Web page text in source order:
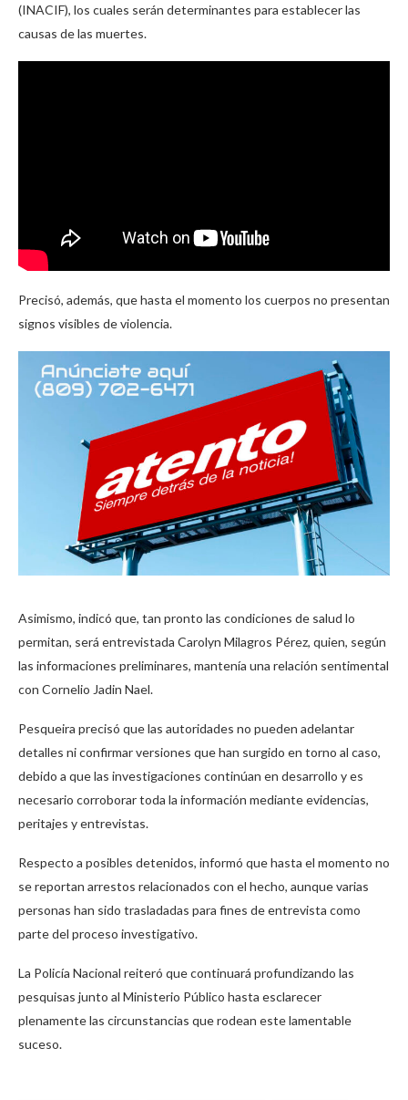
(INACIF), los cuales serán determinantes para establecer las
causas de las muertes.
Precisó, además, que hasta el momento los cuerpos no presentan
signos visibles de violencia.
Asimismo, indicó que, tan pronto las condiciones de salud lo
permitan, será entrevistada Carolyn Milagros Pérez, quien, según
las informaciones preliminares, mantenía una relación sentimental
con Cornelio Jadin Nael.
Pesqueira precisó que las autoridades no pueden adelantar
detalles ni confirmar versiones que han surgido en torno al caso,
debido a que las investigaciones continúan en desarrollo y es
necesario corroborar toda la información mediante evidencias,
peritajes y entrevistas.
Respecto a posibles detenidos, informó que hasta el momento no
se reportan arrestos relacionados con el hecho, aunque varias
personas han sido trasladadas para fines de entrevista como
parte del proceso investigativo.
La Policía Nacional reiteró que continuará profundizando las
pesquisas junto al Ministerio Público hasta esclarecer
plenamente las circunstancias que rodean este lamentable
suceso.